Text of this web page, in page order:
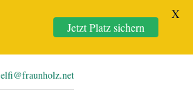
elfi@fraunholz.net
Jetzt Platz sichern
X